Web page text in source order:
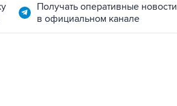
Получать оперативные новости
в официальном канале